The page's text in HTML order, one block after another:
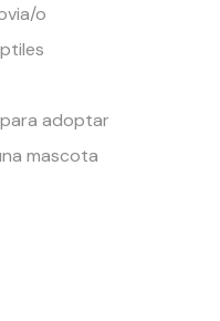
o
adoptar
mascota